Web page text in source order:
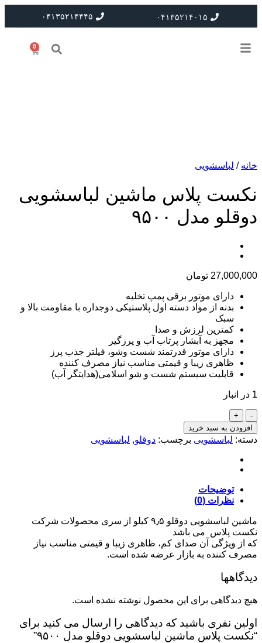
۰۴۱۳۵۲۱۴۰۱۵ ۰۴۱۳۵۲۱۴۴۴۵
0
خانه / لباسشویی
نکست پلاس ماشین لباسشویی
دوقلو مدل ۹۵۰۰
27,000,000 تومان
دارای موتور برقی پمپ تخلیه
بدنه از مواد دسته اول پلاستیکی دوجداره با مقاومت بالا و
سبک
کمترین لرزش و صدا
مجهز به آبشار پرتاب آب و پرزگیر
دارای موتور قدرتمند شست وشو، فیلتر جذب پرز
ظاهری زیبا و قیمتی مناسب نیاز مصرف کننده
قابلیت سیستم شست و شو اسلامی(هدایتگر آب)
1 در انبار
افزودن به سبد خرید
دسته: لباسشویی برچسب: دوقلو, لباسشویی
توضیحات
نظرات (0)
ماشین لباسشویی دوقلو ۹٫۵ کیلو از سری محصولات شرکت
نکست پلاس می باشد
که از ویژگی آن صدای کم، ظاهری زیبا و قیمتی مناسب نیاز
مصرف کننده به بازار عرضه شده است.
دیدگاهها
هیچ دیدگاهی برای این محصول نوشته نشده است.
اولین نفری باشید که دیدگاهی را ارسال می کنید برای
“نکست پلاس ماشین لباسشویی دوقلو مدل ۹۵۰۰”